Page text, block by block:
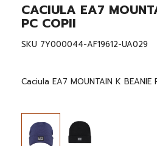
Skip
to
the
beginning
of
gallery
CACIULA EA7
PC COPII
SKU 7Y000044-AF19612-UA029
Caciula EA7 MOUNTAIN K BEANIE